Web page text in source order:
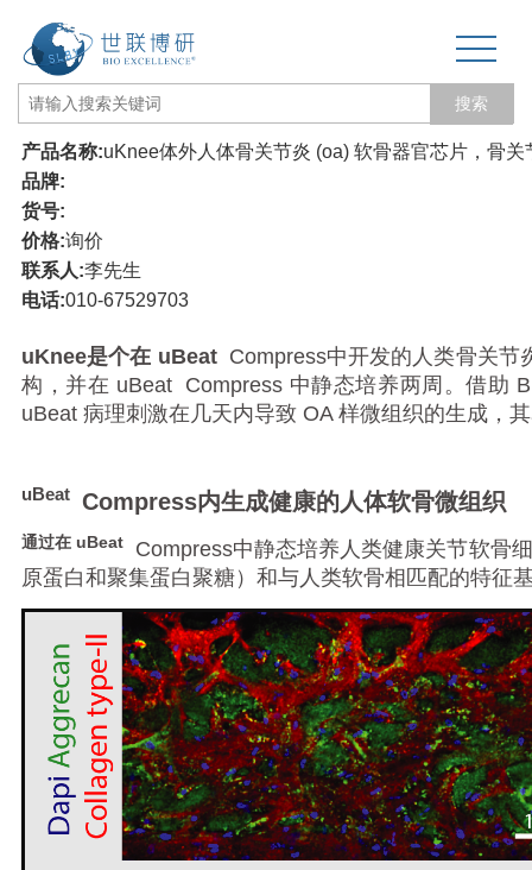
搜索
网站首页
三维培养测试专题
经营品牌
科研委托·租赁
产品名称:uKnee体外人体骨关节炎 (oa) 软骨器官芯片，骨
品牌:
货号:
价格:询价
联系人:李先生
电话:010-67529703
uKnee是个在 uBeat Compress中开发的人类骨关节
构，并在 uBeat Compress 中静态培养两周。借助
uBeat 病理刺激在几天内导致 OA 样微组织的生成，
uBeat Compress内生成健康的人体软骨微组织
通过在 uBeat
Compress中静态培养人类健康关节软骨
原蛋白和聚集蛋白聚糖）和与人类软骨相匹配的特征